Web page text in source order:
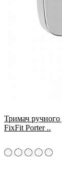
Тримач
FixFit Porter ..